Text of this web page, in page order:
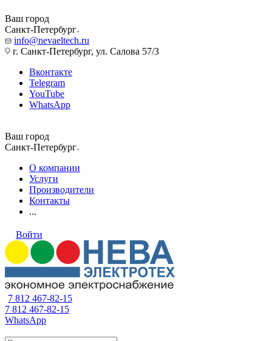
Ваш город
Санкт-Петербург
info@nevaeltech.ru
г. Санкт-Петербург, ул. Салова 57/3
Вконтакте
Telegram
YouTube
WhatsApp
Ваш город
Санкт-Петербург
О компании
Услуги
Производители
Контакты
...
Войти
7 812 467-82-15
7 812 467-82-15
WhatsApp